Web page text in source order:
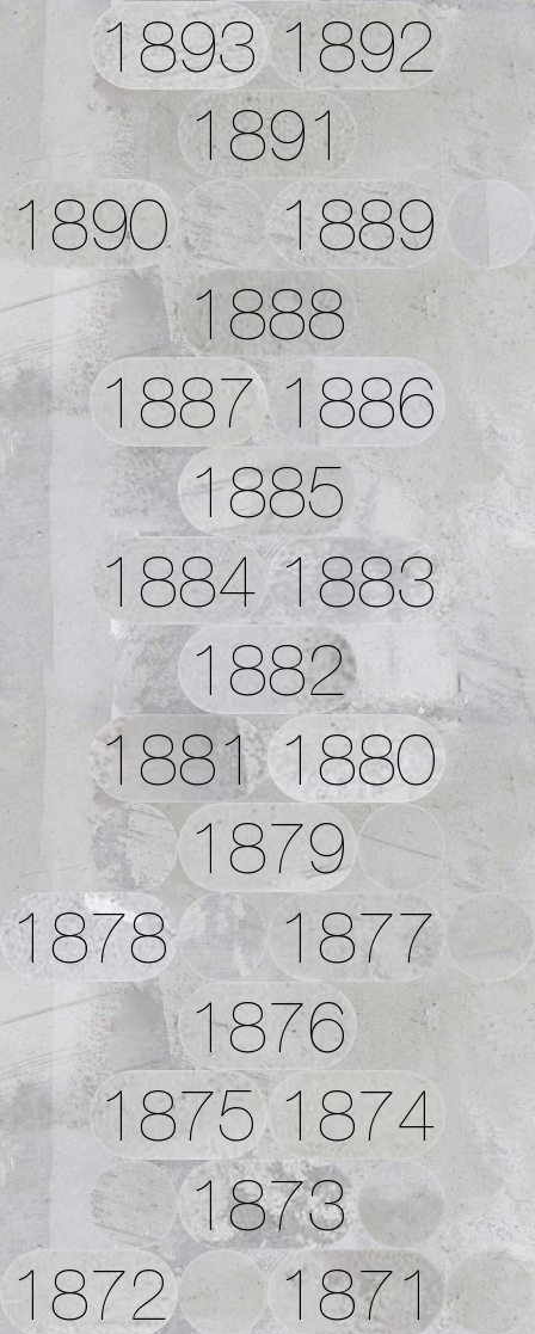
1893 1892
1891
1890
1889
1888
1887 1886
1885
1884 1883
1882
1881 1880
1879
1878
1877
1876
1875 1874
1873
1872
1871